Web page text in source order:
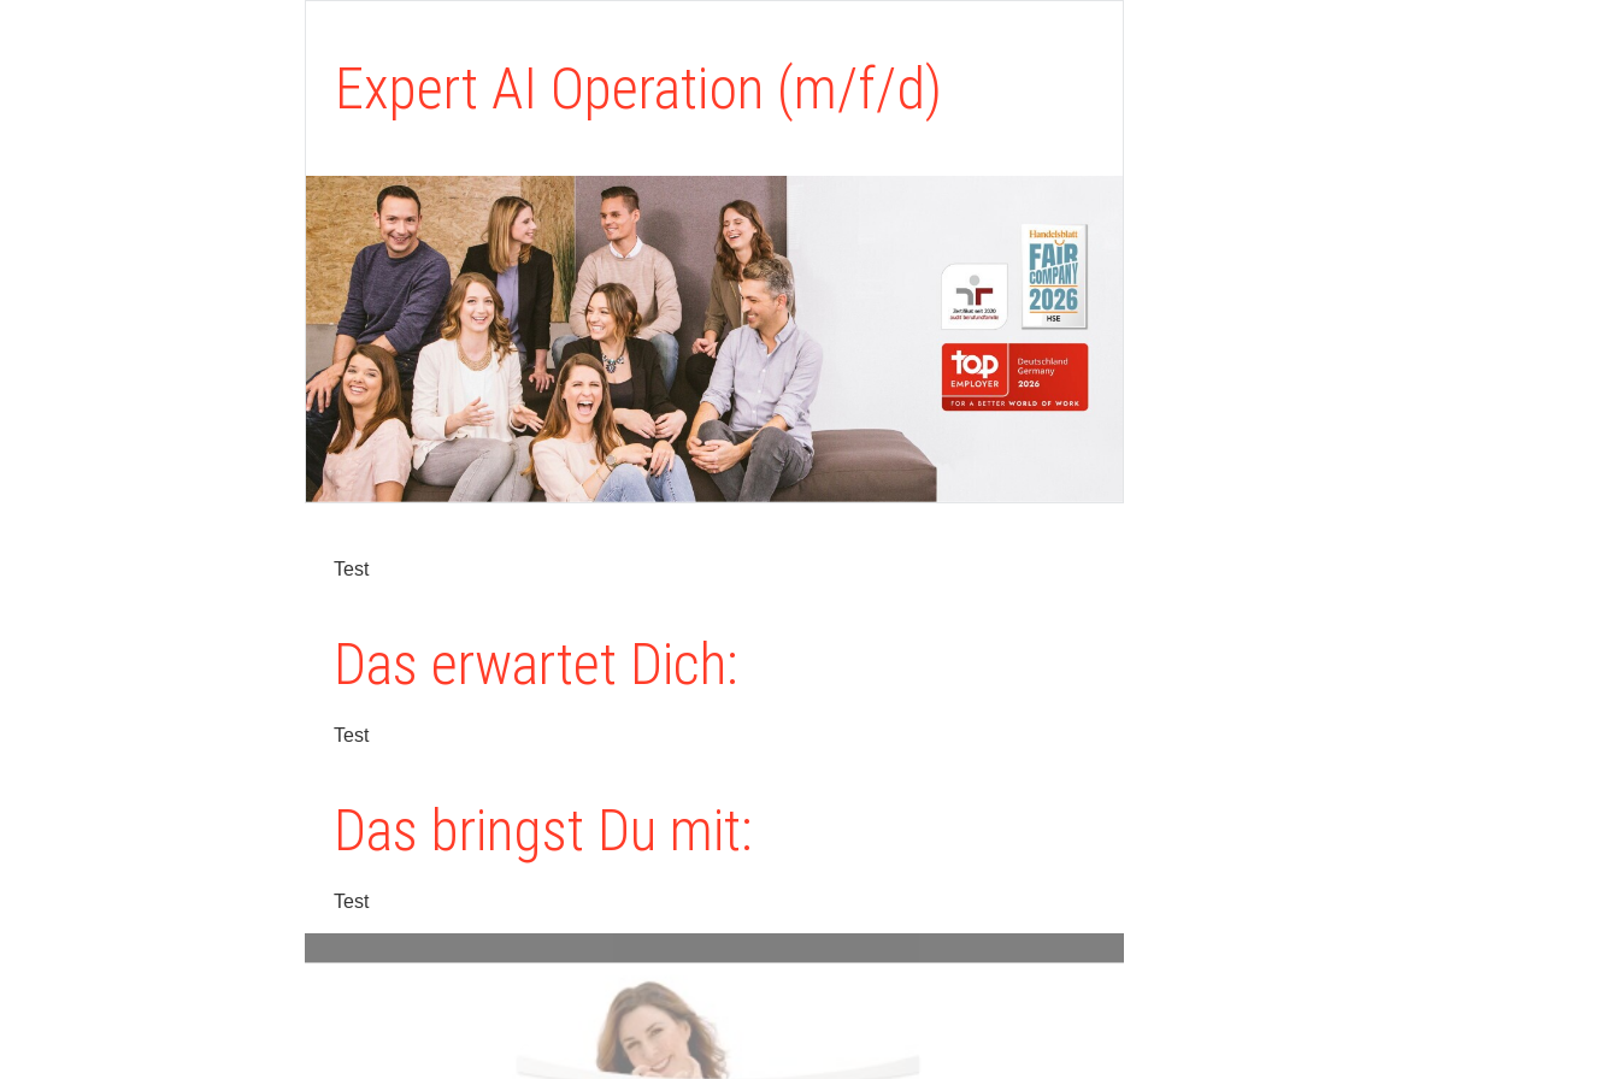
Expert AI Operation (m/f/d)
Test
Das erwartet Dich:
Test
Das bringst Du mit:
Test